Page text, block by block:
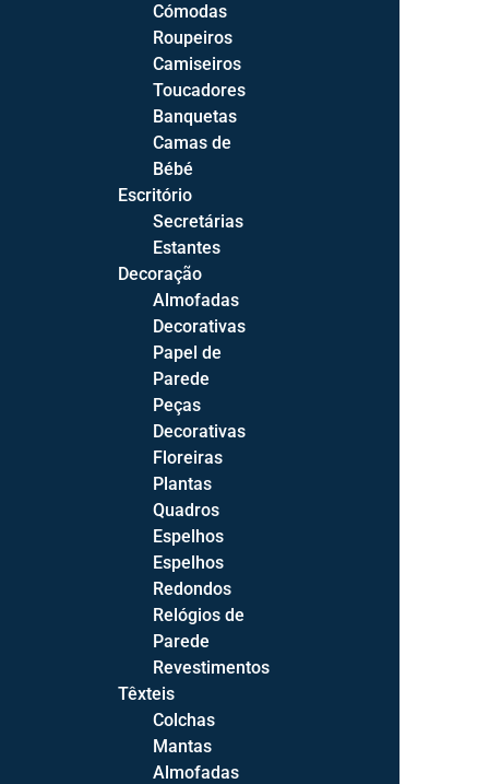
Sala de Estar
Cadeirões
Bases TV
Licoreiros
Prateleiras
Mesas de Centro
Sala de Jantar
Cadeiras
Aparadores
Cristaleiras
Mesas de Jantar
Mesas de Jantar Fixas
Mesas de Jantar Extensíveis
Salas de Estar Completas
Salas de Jantar Completas
Cómodas
Roupeiros
Camiseiros
Toucadores
Banquetas
Camas de
Bébé
Escritório
Secretárias
Estantes
Decoração
Almofadas
Decorativas
Papel de
Parede
Peças
Decorativas
Floreiras
Plantas
Quadros
Espelhos
Espelhos
Redondos
Relógios de
Parede
Revestimentos
Têxteis
Colchas
Mantas
Almofadas